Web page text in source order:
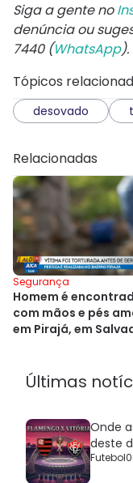
Siga a gente no
denúncia ou
7440 (WhatsApp).
Tópicos
desovado
Relacionadas
Segurança
Homem é
com mãos e pés
em Pirajá, em
Últimas
Onde
deste
Futebol